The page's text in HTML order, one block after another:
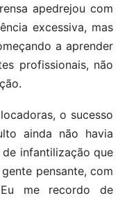
apedrejou com
excessiva, mas
a aprender
profissionais, não
o sucesso
ainda não havia
infantilização que
pensante, com
me recordo de